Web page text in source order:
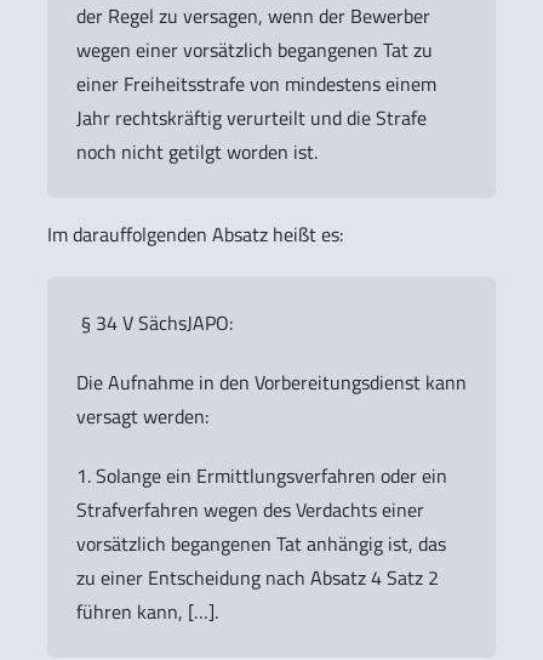
der Regel zu versagen, wenn der Bewerber
wegen einer vorsätzlich begangenen Tat zu
einer Freiheitsstrafe von mindestens einem
Jahr rechtskräftig verurteilt und die Strafe
noch nicht getilgt worden ist.
Im darauffolgenden Absatz heißt es:
§ 34 V SächsJAPO:
Die Aufnahme in den Vorbereitungsdienst kann
versagt werden:
1.Solange ein Ermittlungsverfahren oder ein
Strafverfahren wegen des Verdachts einer
vorsätzlich begangenen Tat anhängig ist, das
zu einer Entscheidung nach Absatz 4 Satz 2
führen kann, […].